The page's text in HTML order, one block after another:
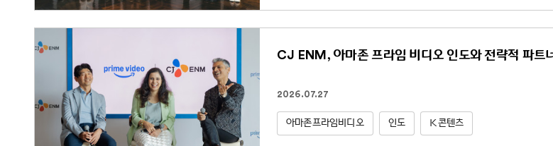
CJ ENM, 아마존 프라임 비디오 인도와 전략적 파
2026.07.27
아마존프라임비디오 인도 K콘텐츠